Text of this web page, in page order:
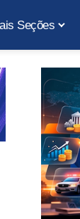
Seções